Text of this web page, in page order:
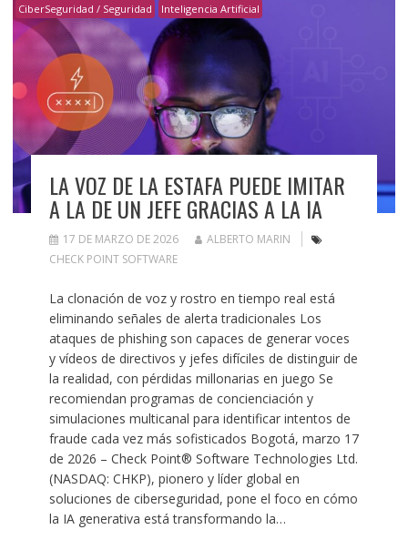
CiberSeguridad / Seguridad Inteligencia Artificial
LA VOZ DE LA ESTAFA PUEDE IMITAR
A LA DE UN JEFE GRACIAS A LA IA
17 DE MARZO DE 2026
ALBERTO MARIN
CHECK POINT SOFTWARE
La clonación de voz y rostro en tiempo real está
eliminando señales de alerta tradicionales Los
ataques de phishing son capaces de generar voces
y vídeos de directivos y jefes difíciles de distinguir de
la realidad, con pérdidas millonarias en juego Se
recomiendan programas de concienciación y
simulaciones multicanal para identificar intentos de
fraude cada vez más sofisticados Bogotá, marzo 17
de 2026 – Check Point® Software Technologies Ltd.
(NASDAQ: CHKP), pionero y líder global en
soluciones de ciberseguridad, pone el foco en cómo
la IA generativa está transformando la…